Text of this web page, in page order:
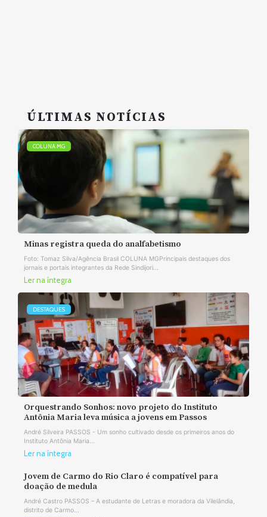
ÚLTIMAS NOTÍCIAS
COLUNA MG
Minas registra queda do analfabetismo
Foto: Tomaz Silva/Agência Brasil COLUNA MGPrincipais destaques dos
jornais e portais integrantes da Rede Sindijori...
Ler na íntegra
DESTAQUES
Orquestrando Sonhos: novo projeto do Instituto
Antônia Maria leva música a jovens em Passos
André Silveira PASSOS - Um sonho cultivado desde os primeiros anos do
Instituto Antônia Maria...
Ler na íntegra
Jovem de Carmo do Rio Claro é compatível para
doação de medula
André Castro PASSOS – A estudante de Letras e moradora da Vilelândia,
distrito de Carmo...